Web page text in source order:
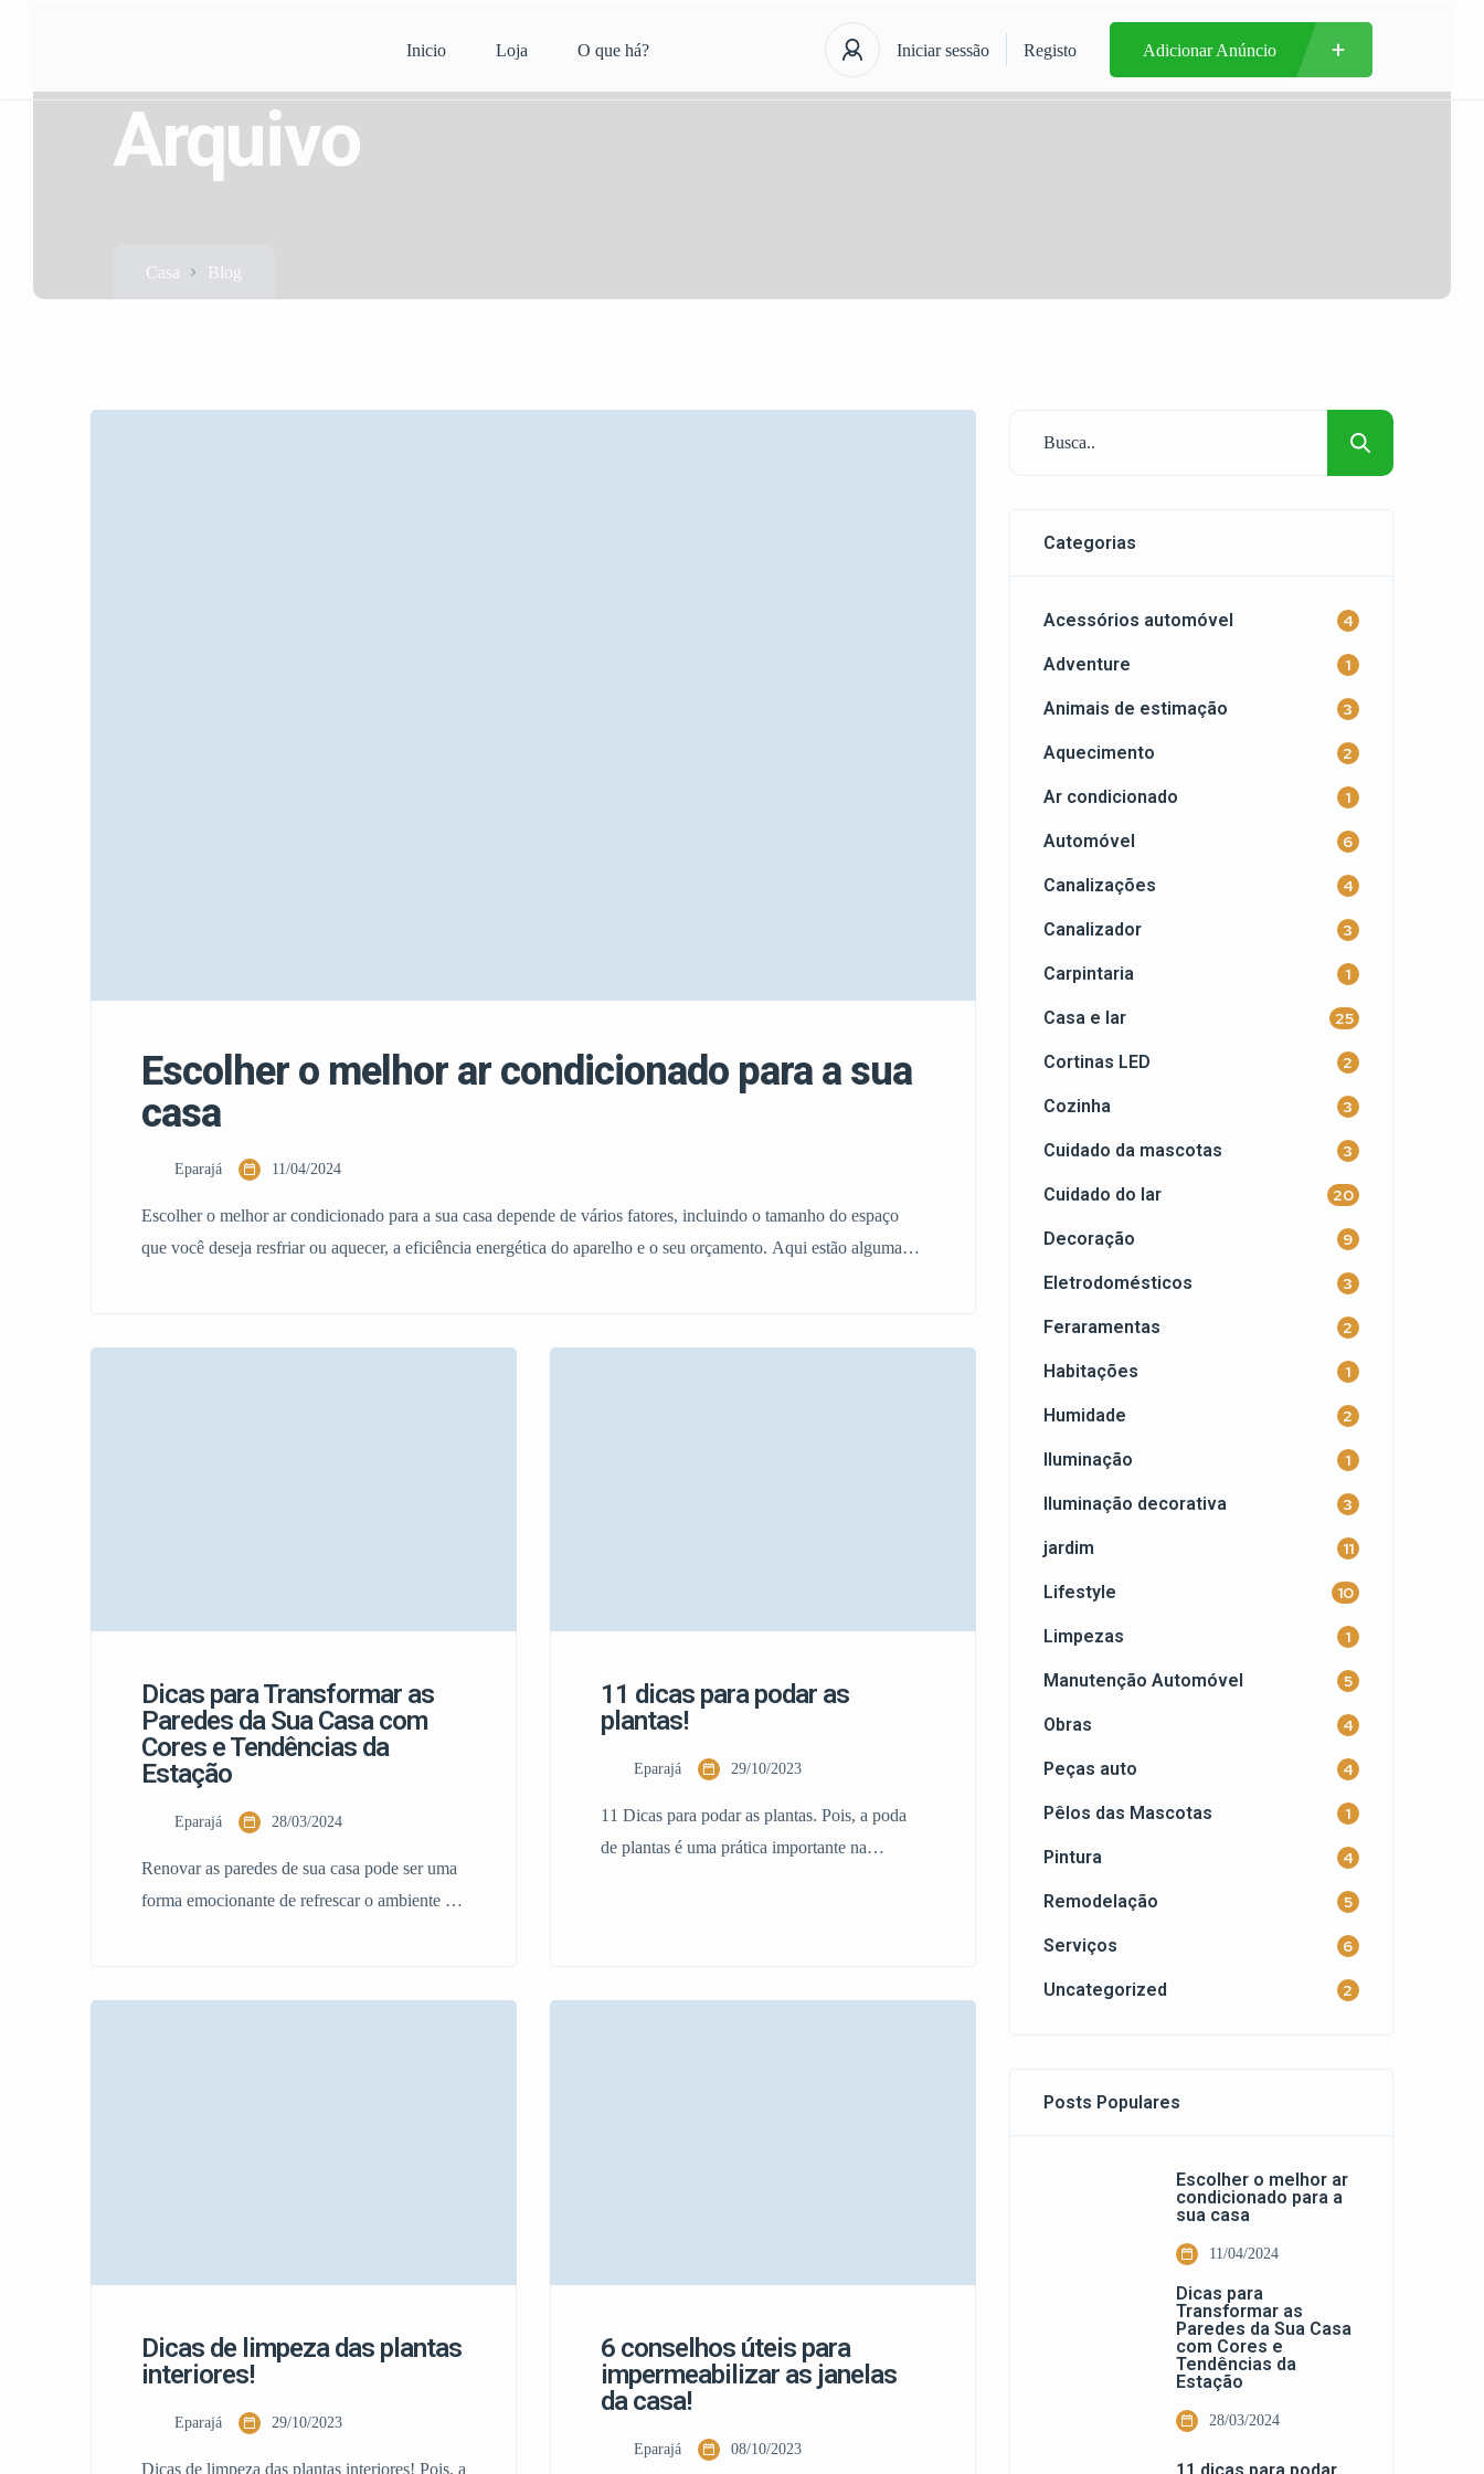
Inicio Loja O que há? Iniciar sessão Registo Adicionar Anúncio
Arquivo
Casa Blog
Escolher o melhor ar condicionado para a sua
casa
Eparajá 11/04/2024
Escolher o melhor ar condicionado para a sua casa depende de vários fatores, incluindo o tamanho do espaço
que você deseja resfriar ou aquecer, a eficiência energética do aparelho e o seu orçamento. Aqui estão algumas
Dicas para Transformar as
Paredes da Sua Casa com
Cores e Tendências da
Estação
Eparajá 28/03/2024
Renovar as paredes de sua casa pode ser uma
forma emocionante de refrescar o ambiente e
e renovar suas paredes, bem como as cores de
11 dicas para podar as
plantas!
Eparajá 29/10/2023
11 Dicas para podar as plantas. Pois, a poda
de plantas é uma prática importante na
Dicas de limpeza das plantas
interiores!
Eparajá 29/10/2023
Dicas de limpeza das plantas interiores! Pois, a
6 conselhos úteis para
impermeabilizar as janelas
da casa!
Eparajá 08/10/2023
Categorias
Acessórios automóvel 4
Adventure 1
Animais de estimação 3
Aquecimento 2
Ar condicionado 1
Automóvel 6
Canalizações 4
Canalizador 3
Carpintaria 1
Casa e lar 25
Cortinas LED 2
Cozinha 3
Cuidado da mascotas 3
Cuidado do lar 20
Decoração 9
Eletrodomésticos 3
Feraramentas 2
Habitações 1
Humidade 2
Iluminação 1
Iluminação decorativa 3
jardim 11
Lifestyle 10
Limpezas 1
Manutenção Automóvel 5
Obras 4
Peças auto 4
Pêlos das Mascotas 1
Pintura 4
Remodelação 5
Serviços 6
Uncategorized 2
Posts Populares
Escolher o melhor ar
condicionado para a
sua casa
11/04/2024
Dicas para
Transformar as
Paredes da Sua Casa
com Cores e
Tendências da
Estação
28/03/2024
11 dicas para podar